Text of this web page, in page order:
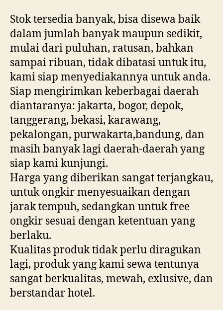
Stok tersedia banyak, bisa disewa baik
dalam jumlah banyak maupun sedikit,
mulai dari puluhan, ratusan, bahkan
sampai ribuan, tidak dibatasi untuk itu,
kami siap menyediakannya untuk anda.
Siap mengirimkan keberbagai daerah
diantaranya: jakarta, bogor, depok,
tanggerang, bekasi, karawang,
pekalongan, purwakarta,bandung, dan
masih banyak lagi daerah-daerah yang
siap kami kunjungi.
Harga yang diberikan sangat terjangkau,
untuk ongkir menyesuaikan dengan
jarak tempuh, sedangkan untuk free
ongkir sesuai dengan ketentuan yang
berlaku.
Kualitas produk tidak perlu diragukan
lagi, produk yang kami sewa tentunya
sangat berkualitas, mewah, exlusive, dan
berstandar hotel.